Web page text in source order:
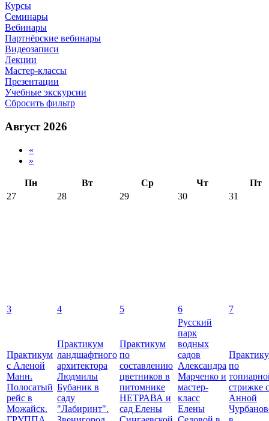
Курсы
Семинары
Вебинары
Партнёрские вебинары
Видеозаписи
Лекции
Мастер-классы
Презентации
Учебные экскурсии
Сбросить фильтр
Август 2026
«
»
Пн Вт Ср Чт
Пт
27
28 29 30 31
3 4 5 6 7
Практикум
с Аленой
Манн.
Полосатый
рейс в
Можайск.
Практикум
ландшафтного
архитектора
Людмилы
Бубаник в
саду
"Лабиринт".
Практикум
по
составлению
цветников в
питомнике
НЕТРАВА и
сад Елены
Русский
парк
водных
садов
Александра
Марченко и
мастер-
класс
Елены
по
стрижке с
Анной